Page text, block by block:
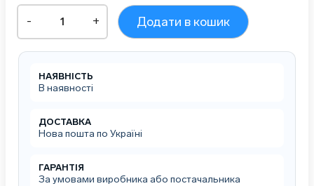
Стійка
базова
500
мм,
кількість
- + Додати в кошик
НАЯВНІСТЬ
В наявності
ДОСТАВКА
Нова пошта по Україні
ГАРАНТІЯ
За умовами виробника або постачальника